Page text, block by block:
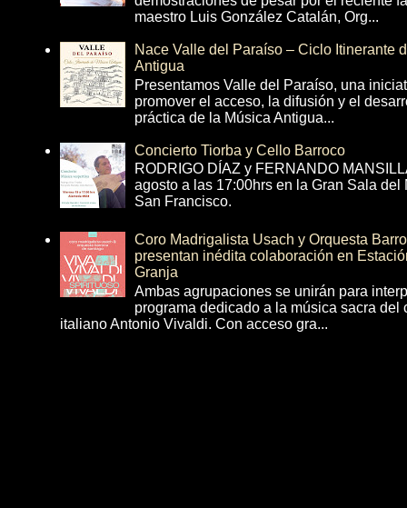
maestro Luis González Catalán, Org...
Nace Valle del Paraíso – Ciclo Itinerante
Antigua
Presentamos Valle del Paraíso, una
promover el acceso, la difusión y el
práctica de la Música Antigua...
Concierto Tiorba y Cello Barroco
RODRIGO DÍAZ y FERNANDO
agosto a las 17:00hrs en la Gran Sala
San Francisco.
Coro Madrigalista Usach y Orquesta
presentan inédita colaboración en
Granja
Ambas agrupaciones se unirán para
programa dedicado a la música sacra del
italiano Antonio Vivaldi. Con acceso gra...